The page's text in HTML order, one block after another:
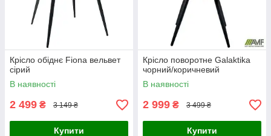
Крісло обіднє Fiona вельвет
сірий
В наявності
2 499 ₴ 3 149 ₴
Купити
Крісло поворотне Galaktika
чорний/коричневий
В наявності
2 999 ₴ 3 499 ₴
Купити